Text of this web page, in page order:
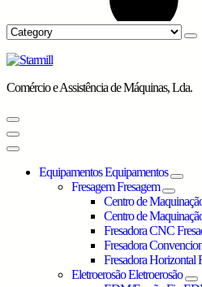
Comércio e Assistência de Máquinas, Lda.
EquipamentosEquipamentos
FresagemFresagem
Centro de
Centro de
Fresadora CNC
Fresadora
Fresadora Horizontal
EletroerosãoEletroerosão